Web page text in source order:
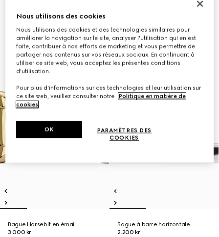
Bague Horsebit en émail
3.000 kr.
Bague à barre horizontale
2.200 kr.
Nous utilisons des cookies
Nous utilisons des cookies et des technologies similaires pour
améliorer la navigation sur le site, analyser l'utilisation qui en est
faite, contribuer à nos efforts de marketing et vous permettre de
partager nos contenus sur vos réseaux sociaux. En continuant à
utiliser ce site web, vous acceptez les présentes conditions
d'utilisation.
Pour plus d'informations sur ces technologies et leur utilisation sur
ce site web, veuillez consulter notre
Politique en matière de
cookies.
PARAMÈTRES DES
COOKIES
OK